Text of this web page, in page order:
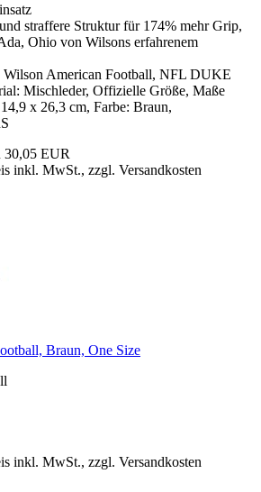
straffere Struktur für 174% mehr Grip,
Ohio von Wilsons erfahrenem
American Football, NFL DUKE
Mischleder, Offizielle Größe, Maße
x 26,3 cm, Farbe: Braun,
30,05 EUR
inkl. MwSt., zzgl. Versandkosten
Braun, One Size
inkl. MwSt., zzgl. Versandkosten